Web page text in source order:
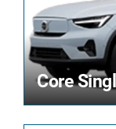
Core